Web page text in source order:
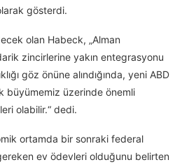
gösterdi.
olan Habeck, „Alman
zincirlerine yakın entegrasyonu
göz önüne alındığında, yeni ABD
büyümemiz üzerinde önemli
olabilir.“ dedi.
ortamda bir sonraki federal
ev ödevleri olduğunu belirten